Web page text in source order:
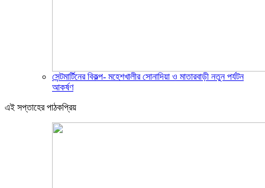
সেন্টমার্টিনের বিকল্প- মহেশখালীর সোনাদিয়া ও মাতারবাড়ী নতুন পর্যটন
আকর্ষণ
এই সপ্তাহের পাঠকপ্রিয়